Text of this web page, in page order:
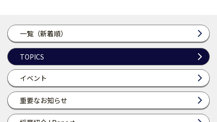
一覧（新着順）
TOPICS
イベント
重要なお知らせ